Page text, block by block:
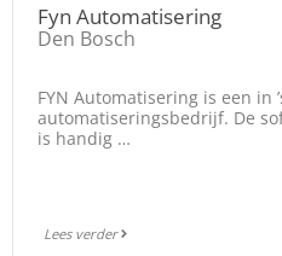
Lees verder
Fyn Automatisering
Den Bosch
FYN Automatisering is een in
automatiseringsbedrijf. De
is handig …